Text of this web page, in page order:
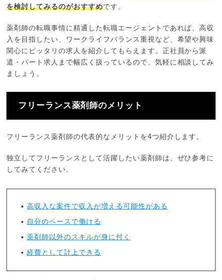
を検討してみるのがおすすめです。
薬剤師の転職事情に精通した転職エージェントであれば、高収
入を目指したい、ワークライフバランス重視など、希望や興味
関心にピッタリの求人を紹介してもらえます。正社員から派
遣・パート求人まで幅広く扱っているので、気軽に相談してみ
ましょう。
フリーランス薬剤師のメリット
フリーランス薬剤師の代表的なメリットを4つ紹介します。
独立してフリーランスとして活躍したい薬剤師は、ぜひ参考に
してみてください。
高収入な案件で収入が増える可能性がある
自分のペースで働ける
薬剤師以外のスキルが身に付く
経費として計上できる